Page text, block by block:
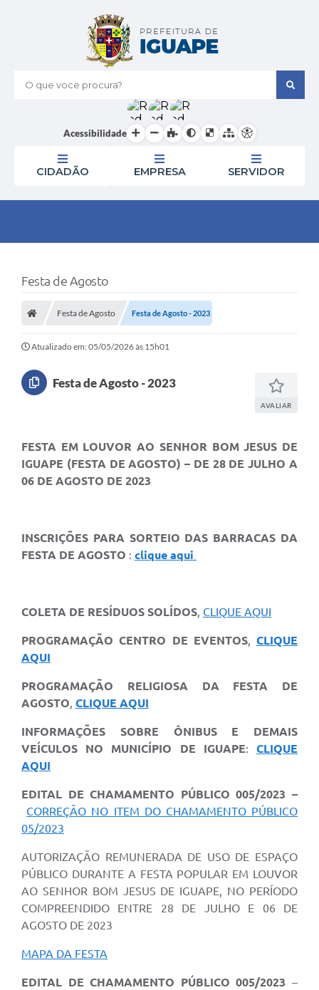
O que voce procura?
Acessibilidade
CIDADÃO EMPRESA SERVIDOR
Festa de Agosto
Festa de Agosto Festa de Agosto - 2023
Atualizado em: 05/05/2026 às 15h01
Festa de Agosto - 2023
AVALIAR
FESTA EM LOUVOR AO SENHOR BOM JESUS DE
IGUAPE (FESTA DE AGOSTO) – DE 28 DE JULHO A
06 DE AGOSTO DE 2023
INSCRIÇÕES PARA SORTEIO DAS BARRACAS DA
FESTA DE AGOSTO : clique aqui
COLETA DE RESÍDUOS SOLÍDOS, CLIQUE AQUI
PROGRAMAÇÃO CENTRO DE EVENTOS, CLIQUE
AQUI
PROGRAMAÇÃO RELIGIOSA DA FESTA DE
AGOSTO, CLIQUE AQUI
INFORMAÇÕES SOBRE ÔNIBUS E DEMAIS
VEÍCULOS NO MUNICÍPIO DE IGUAPE:CLIQUE
AQUI
EDITAL DE CHAMAMENTO PÚBLICO 005/2023 –
CORREÇÃO NO ITEM DO CHAMAMENTO PÚBLICO
05/2023
AUTORIZAÇÃO REMUNERADA DE USO DE ESPAÇO
PÚBLICO DURANTE A FESTA POPULAR EM LOUVOR
AO SENHOR BOM JESUS DE IGUAPE, NO PERÍODO
COMPREENDIDO ENTRE 28 DE JULHO E 06 DE
AGOSTO DE 2023
MAPA DA FESTA
EDITAL DE CHAMAMENTO PÚBLICO 005/2023 –